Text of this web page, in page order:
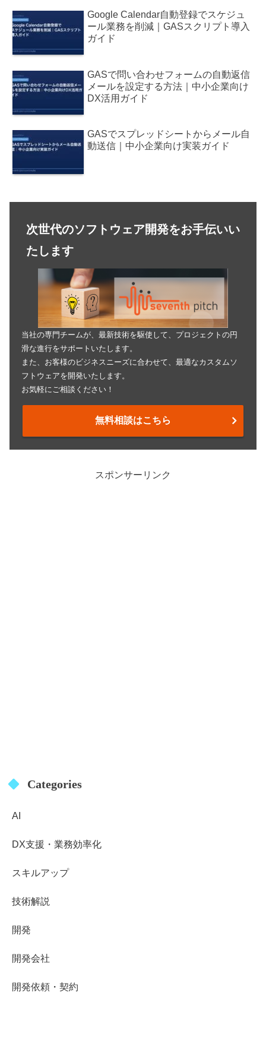
Google Calendar自動登録でスケジュ
ール業務を削減｜GASスクリプト導入
ガイド
GASで問い合わせフォームの自動返信
メールを設定する方法｜中小企業向け
DX活用ガイド
GASでスプレッドシートからメール自
動送信｜中小企業向け実装ガイド
次世代のソフトウェア開発をお手伝いい
たします
当社の専門チームが、最新技術を駆使して、プロジェクトの円
滑な進行をサポートいたします。
また、お客様のビジネスニーズに合わせて、最適なカスタムソ
フトウェアを開発いたします。
お気軽にご相談ください！
無料相談はこちら
スポンサーリンク
Categories
AI
DX支援・業務効率化
スキルアップ
技術解説
開発
開発会社
開発依頼・契約